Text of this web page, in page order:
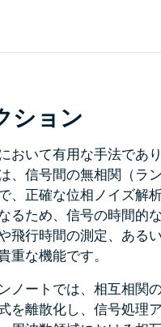
ション
おいて有用な手法であ
、信号間の無相関（ラ
、正確な位相ノイズ解
るため、信号の時間的
飛行時間の測定、ある
重な機能です。
ノートでは、相互相関
を離散化し、信号処理